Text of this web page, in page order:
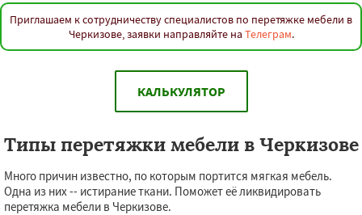
Приглашаем к сотрудничеству специалистов по перетяжке мебели в
Черкизове, заявки направляйте на Телеграм.
КАЛЬКУЛЯТОР
Типы перетяжки мебели в Черкизове
Много причин известно, по которым портится мягкая мебель.
Одна из них -- истирание ткани. Поможет её ликвидировать
перетяжка мебели в Черкизове.